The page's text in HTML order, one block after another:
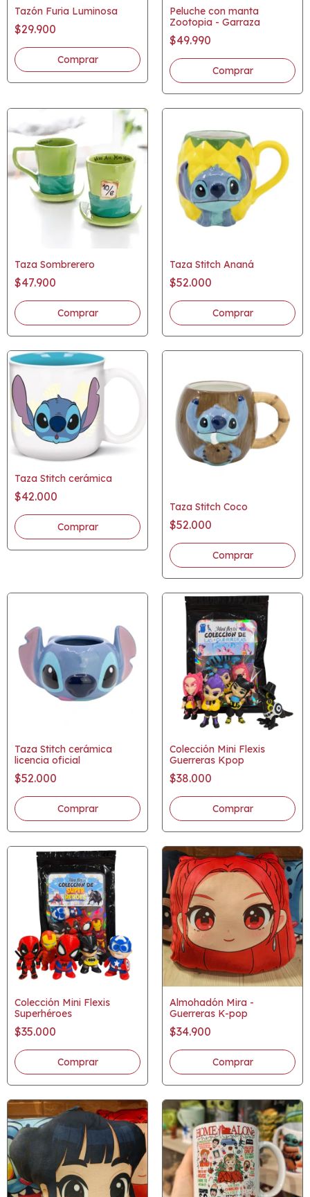
Tazón Furia Luminosa
$29.900
Peluche con manta
Zootopia - Garraza
$49.990
Taza Sombrerero
$47.900
Taza Stitch Ananá
$52.000
Taza Stitch cerámica
$42.000
Taza Stitch Coco
$52.000
Taza Stitch cerámica
licencia oficial
$52.000
Colección Mini Flexis
Guerreras Kpop
$38.000
Colección Mini Flexis
Superhéroes
$35.000
Almohadón Mira -
Guerreras K-pop
$34.900